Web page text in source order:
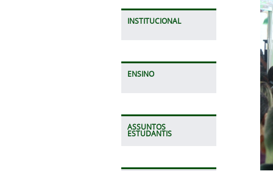
INSTITUCIONAL
ENSINO
ASSUNTOS
ESTUDANTIS